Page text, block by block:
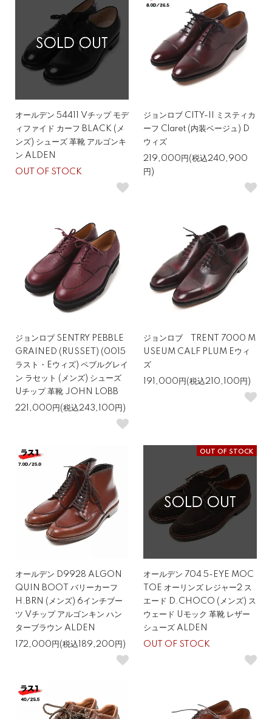
オールデン 54411 Vチップ モデ
ィファイド カーフ BLACK (メ
ンズ) シューズ 革靴 アルゴンキ
ン ALDEN
OUT OF STOCK
ジョンロブ CITY-II ミスティカ
ーフ Claret (内装ベージュ) D
ウィズ
219,000円(税込240,900
円)
ジョンロブ SENTRY PEBBLE
GRAINED (RUSSET) (0015
ラスト・Eウィズ) ペブルグレイ
ン ラセット (メンズ) シューズ
Uチップ 革靴 JOHN LOBB
221,000円(税込243,100円)
ジョンロブ TRENT 7000 M
USEUM CALF PLUM Eウィ
ズ
191,000円(税込210,100円)
オールデン D9928 ALGON
QUIN BOOT バリーカーフ
H.BRN (メンズ) 6インチブー
ツ Vチップ アルゴンキン ハン
ターブラウン ALDEN
172,000円(税込189,200円)
OUT OF STOCK
オールデン 704 5-EYE MOC
TOE オーリンズ レジャー2 ス
エード D.CHOCO (メンズ) ス
ウェード Uモック 革靴 レザー
シューズ ALDEN
OUT OF STOCK